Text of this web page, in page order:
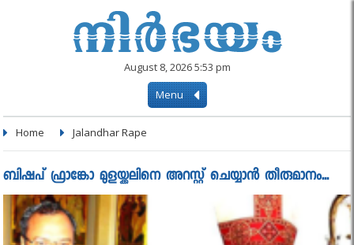
August 8, 2026 5:53 pm
Menu
Home Jalandhar Rape
ബിഷപ് ഫ്രാങ്കോ മുളയ്ക്കലിനെ അറസ്റ്റ് ചെയ്യാൻ തീരുമാനം...